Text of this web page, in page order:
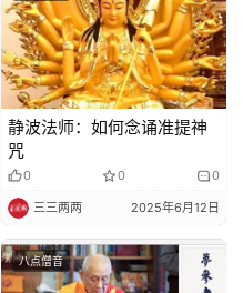
静波法师：如何念诵准提神
咒
0 0 0
三三两两 2025年6月12日
八点僧音